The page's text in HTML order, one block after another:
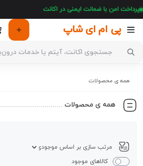
پرداخت امن با ضمانت ایمنی در اکانت
پی ام ای شاپ
همه ی محصولات
همه ی محصولات
کالاهای موجود